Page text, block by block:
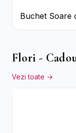
Buchet Soare
Galbene și
Flori -
Vezi toate →